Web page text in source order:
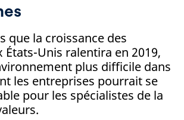
que la croissance des
États-Unis ralentira en 2019,
plus difficile dans
les entreprises pourrait se
pour les spécialistes de la